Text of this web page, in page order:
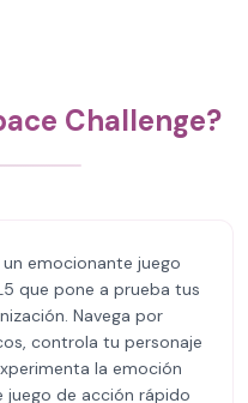
Challenge?
emocionante juego
que pone a prueba tus
Navega por
controla tu personaje
la emoción
juego de acción rápido